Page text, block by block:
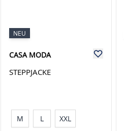
NEU
CASA MODA
STEPPJACKE
M L XXL